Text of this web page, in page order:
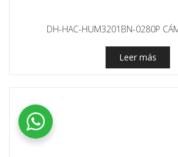
DH-HAC-HUM3201BN-0280P
Leer más